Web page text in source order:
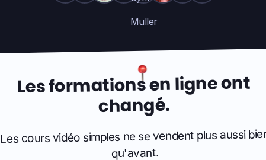
Les formations en ligne ont
changé.
Les cours vidéo simples ne se vendent plus aussi
qu'avant.